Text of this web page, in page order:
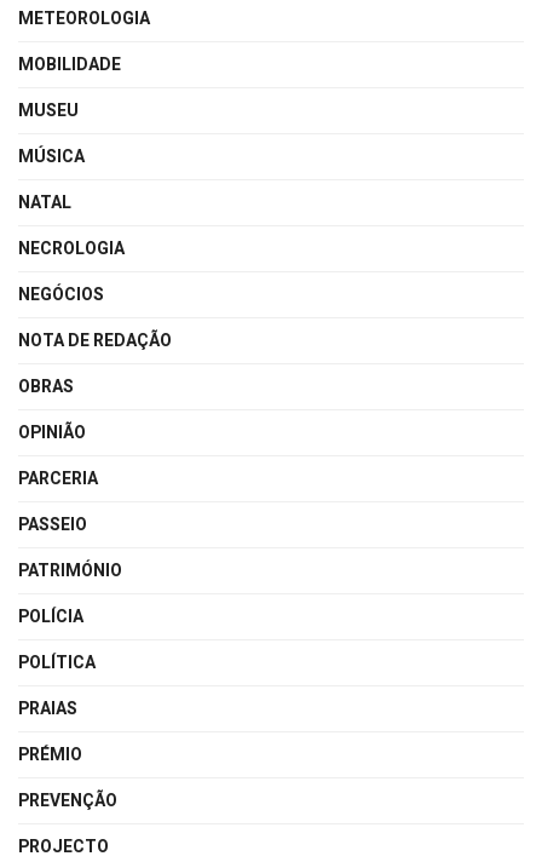
METEOROLOGIA
MOBILIDADE
MUSEU
MÚSICA
NATAL
NECROLOGIA
NEGÓCIOS
NOTA DE REDAÇÃO
OBRAS
OPINIÃO
PARCERIA
PASSEIO
PATRIMÓNIO
POLÍCIA
POLÍTICA
PRAIAS
PRÉMIO
PREVENÇÃO
PROJECTO